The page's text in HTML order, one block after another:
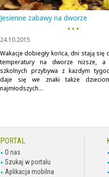
Jesienne zabawy na dworze
▪ ▪ ▪
24.10.2015
Wakacje dobiegły końca, dni stają się
temperatury na dworze niższe, a
szkolnych przybywa z każdym
daje się we znaki także
najmłodszych...
PORTAL
O nas
Szukaj w portalu
Aplikacja mobilna